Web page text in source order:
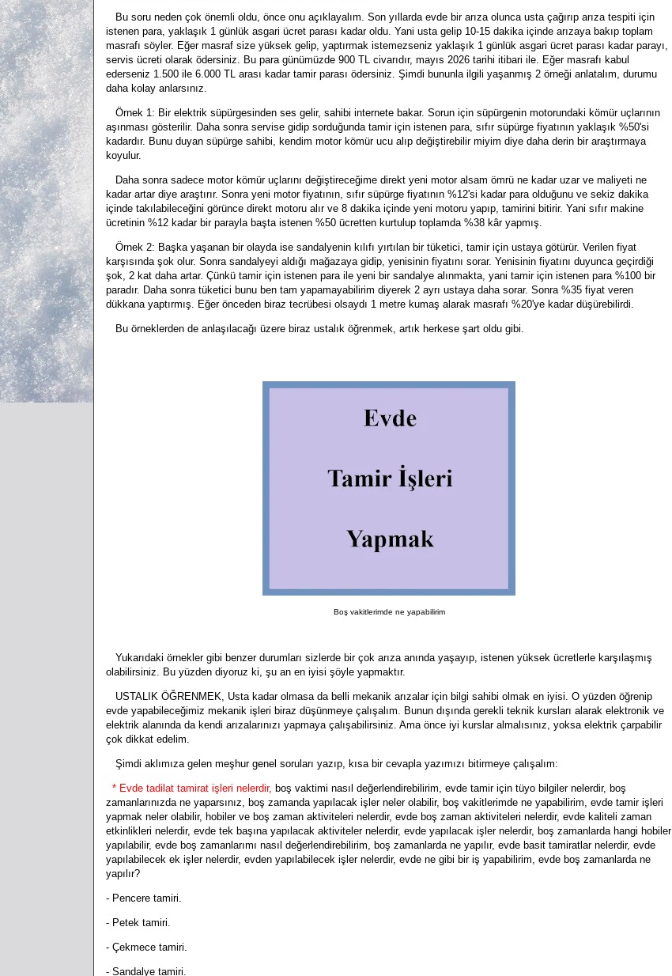
Bu soru neden çok önemli oldu, önce onu açıklayalım. Son yıllarda evde bir arıza olunca usta çağırıp arıza tespiti için
istenen para, yaklaşık 1 günlük asgari ücret parası kadar oldu. Yani usta gelip 10-15 dakika içinde arızaya bakıp toplam
masrafı söyler. Eğer masraf size yüksek gelip, yaptırmak istemezseniz yaklaşık 1 günlük asgari ücret parası kadar parayı,
servis ücreti olarak ödersiniz. Bu para günümüzde 900 TL civarıdır, mayıs 2026 tarihi itibari ile. Eğer masrafı kabul
ederseniz 1.500 ile 6.000 TL arası kadar tamir parası ödersiniz. Şimdi bununla ilgili yaşanmış 2 örneği anlatalım, durumu
daha kolay anlarsınız.
Örnek 1: Bir elektrik süpürgesinden ses gelir, sahibi internete bakar. Sorun için süpürgenin motorundaki kömür uçlarının
aşınması gösterilir. Daha sonra servise gidip sorduğunda tamir için istenen para, sıfır süpürge fiyatının yaklaşık %50'si
kadardır. Bunu duyan süpürge sahibi, kendim motor kömür ucu alıp değiştirebilir miyim diye daha derin bir araştırmaya
koyulur.
Daha sonra sadece motor kömür uçlarını değiştireceğime direkt yeni motor alsam ömrü ne kadar uzar ve maliyeti ne
kadar artar diye araştırır. Sonra yeni motor fiyatının, sıfır süpürge fiyatının %12'si kadar para olduğunu ve sekiz dakika
içinde takılabileceğini görünce direkt motoru alır ve 8 dakika içinde yeni motoru yapıp, tamirini bitirir. Yani sıfır makine
ücretinin %12 kadar bir parayla başta istenen %50 ücretten kurtulup toplamda %38 kâr yapmış.
Örnek 2: Başka yaşanan bir olayda ise sandalyenin kılıfı yırtılan bir tüketici, tamir için ustaya götürür. Verilen fiyat
karşısında şok olur. Sonra sandalyeyi aldığı mağazaya gidip, yenisinin fiyatını sorar. Yenisinin fiyatını duyunca geçirdiği
şok, 2 kat daha artar. Çünkü tamir için istenen para ile yeni bir sandalye alınmakta, yani tamir için istenen para %100 bir
paradır. Daha sonra tüketici bunu ben tam yapamayabilirim diyerek 2 ayrı ustaya daha sorar. Sonra %35 fiyat veren
dükkana yaptırmış. Eğer önceden biraz tecrübesi olsaydı 1 metre kumaş alarak masrafı %20'ye kadar düşürebilirdi.
Bu örneklerden de anlaşılacağı üzere biraz ustalık öğrenmek, artık herkese şart oldu gibi.
Boş vakitlerimde ne yapabilirim
Yukarıdaki örnekler gibi benzer durumları sizlerde bir çok arıza anında yaşayıp, istenen yüksek ücretlerle karşılaşmış
olabilirsiniz. Bu yüzden diyoruz ki, şu an en iyisi şöyle yapmaktır.
USTALIK ÖĞRENMEK, Usta kadar olmasa da belli mekanik arızalar için bilgi sahibi olmak en iyisi. O yüzden öğrenip
evde yapabileceğimiz mekanik işleri biraz düşünmeye çalışalım. Bunun dışında gerekli teknik kursları alarak elektronik ve
elektrik alanında da kendi arızalarınızı yapmaya çalışabilirsiniz. Ama önce iyi kurslar almalısınız, yoksa elektrik çarpabilir
çok dikkat edelim.
Şimdi aklımıza gelen meşhur genel soruları yazıp, kısa bir cevapla yazımızı bitirmeye çalışalım:
* Evde tadilat tamirat işleri nelerdir, boş vaktimi nasıl değerlendirebilirim, evde tamir için tüyo bilgiler nelerdir, boş
zamanlarınızda ne yaparsınız, boş zamanda yapılacak işler neler olabilir, boş vakitlerimde ne yapabilirim, evde tamir işleri
yapmak neler olabilir, hobiler ve boş zaman aktiviteleri nelerdir, evde boş zaman aktiviteleri nelerdir, evde kaliteli zaman
etkinlikleri nelerdir, evde tek başına yapılacak aktiviteler nelerdir, evde yapılacak işler nelerdir, boş zamanlarda hangi hobiler
yapılabilir, evde boş zamanlarımı nasıl değerlendirebilirim, boş zamanlarda ne yapılır, evde basit tamiratlar nelerdir, evde
yapılabilecek ek işler nelerdir, evden yapılabilecek işler nelerdir, evde ne gibi bir iş yapabilirim, evde boş zamanlarda ne
yapılır?
- Pencere tamiri.
- Petek tamiri.
- Çekmece tamiri.
- Sandalye tamiri.